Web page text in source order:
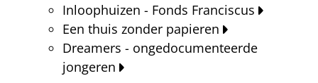
Inloophuizen - Fonds Franciscus
Een thuis zonder papieren
Dreamers - ongedocumenteerde
jongeren